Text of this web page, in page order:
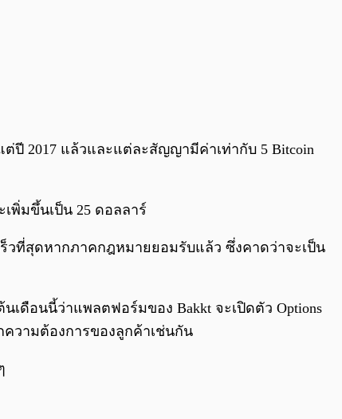
2017 แล้วและแต่ละสัญญามีค่าเท่ากับ 5 Bitcoin
พิ่มขึ้นเป็น 25 ดอลลาร์
วที่สุดหากภาคกฎหมายยอมรับแล้ว ซึ่งคาดว่าจะเป็น
เดือนนี้ว่าแพลตฟอร์มของ Bakkt จะเปิดตัว Options
วามต้องการของลูกค้าเช่นกัน